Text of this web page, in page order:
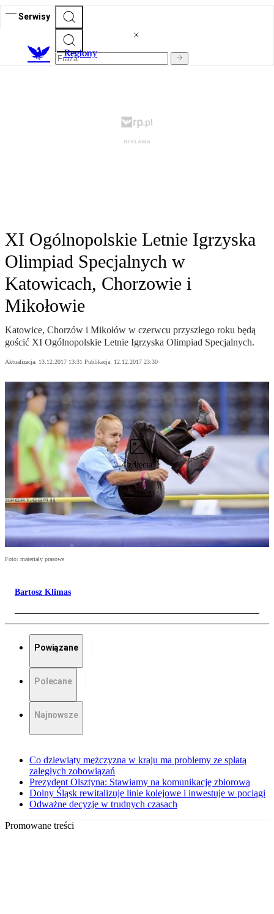
Serwisy
Regiony
XI Ogólnopolskie Letnie Igrzyska
Olimpiad Specjalnych w
Katowicach, Chorzowie i
Mikołowie
Katowice, Chorzów i Mikołów w czerwcu przyszłego roku będą
gościć XI Ogólnopolskie Letnie Igrzyska Olimpiad Specjalnych.
Aktualizacja: 13.12.2017 13:31 Publikacja: 12.12.2017 23:30
4 zdjęcia
Zobacz
Foto: materiały prasowe
Bartosz Klimas
Powiązane
Polecane
Najnowsze
Co dziewiąty mężczyzna w kraju ma problemy ze spłatą
zaległych zobowiązań
Prezydent Olsztyna: Stawiamy na komunikację zbiorową
Dolny Śląsk rewitalizuje linie kolejowe i inwestuje w pociągi
Odważne decyzje w trudnych czasach
Promowane treści